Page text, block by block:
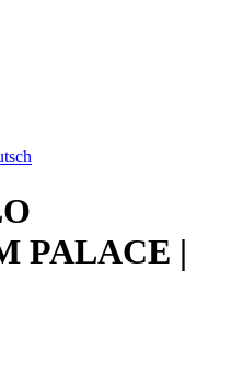
PALACE |